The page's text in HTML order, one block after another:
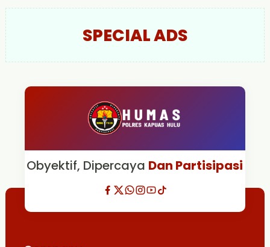
SPECIAL ADS
Obyektif, Dipercaya Dan Partisipasi